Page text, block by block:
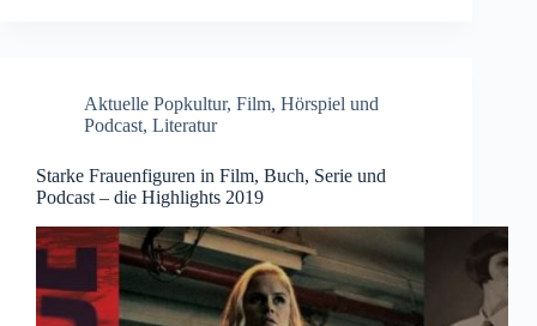
Aktuelle Popkultur, Film, Hörspiel und
Podcast, Literatur
Starke Frauenfiguren in Film, Buch, Serie und
Podcast – die Highlights 2019